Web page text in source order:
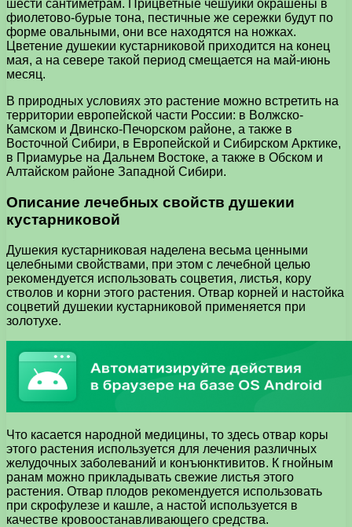
шести сантиметрам. Прицветные чешуйки окрашены в
фиолетово-бурые тона, пестичные же сережки будут по
форме овальными, они все находятся на ножках.
Цветение душекии кустарниковой приходится на конец
мая, а на севере такой период смещается на май-июнь
месяц.
В природных условиях это растение можно встретить на
территории европейской части России: в Волжско-
Камском и Двинско-Печорском районе, а также в
Восточной Сибири, в Европейской и Сибирском Арктике,
в Приамурье на Дальнем Востоке, а также в Обском и
Алтайском районе Западной Сибири.
Описание лечебных свойств душекии
кустарниковой
Душекия кустарниковая наделена весьма ценными
целебными свойствами, при этом с лечебной целью
рекомендуется использовать соцветия, листья, кору
стволов и корни этого растения. Отвар корней и настойка
соцветий душекии кустарниковой применяется при
золотухе.
Что касается народной медицины, то здесь отвар коры
этого растения используется для лечения различных
желудочных заболеваний и конъюнктивитов. К гнойным
ранам можно прикладывать свежие листья этого
растения. Отвар плодов рекомендуется использовать
при скрофулезе и кашле, а настой используется в
качестве кровоостанавливающего средства.